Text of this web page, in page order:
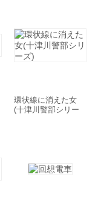
環状線に消えた女
(十津川警部シリー